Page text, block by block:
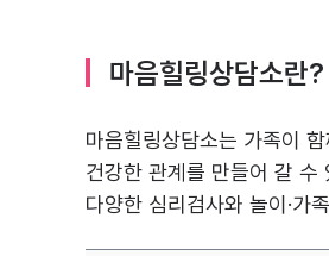
마음힐링상담소란?
마음힐링상담소는 가족이
건강한 관계를 만들어 갈 수
다양한 심리검사와 놀이·가